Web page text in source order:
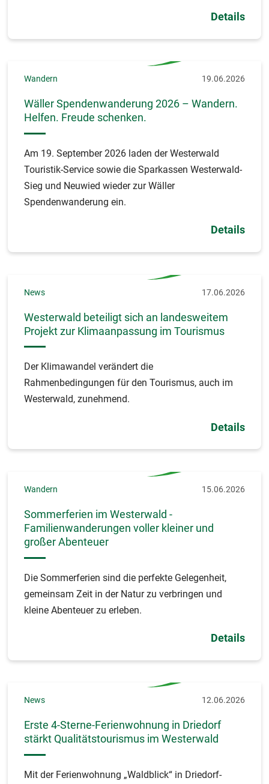
Details
Wandern 19.06.2026
Wäller Spendenwanderung 2026 – Wandern.
Helfen. Freude schenken.
Am 19. September 2026 laden der Westerwald
Touristik-Service sowie die Sparkassen Westerwald-
Sieg und Neuwied wieder zur Wäller
Spendenwanderung ein.
Details
News 17.06.2026
Westerwald beteiligt sich an landesweitem
Projekt zur Klimaanpassung im Tourismus
Der Klimawandel verändert die
Rahmenbedingungen für den Tourismus, auch im
Westerwald, zunehmend.
Details
Wandern 15.06.2026
Sommerferien im Westerwald -
Familienwanderungen voller kleiner und
großer Abenteuer
Die Sommerferien sind die perfekte Gelegenheit,
gemeinsam Zeit in der Natur zu verbringen und
kleine Abenteuer zu erleben.
Details
News 12.06.2026
Erste 4-Sterne-Ferienwohnung in Driedorf
stärkt Qualitätstourismus im Westerwald
Mit der Ferienwohnung „Waldblick“ in Driedorf-